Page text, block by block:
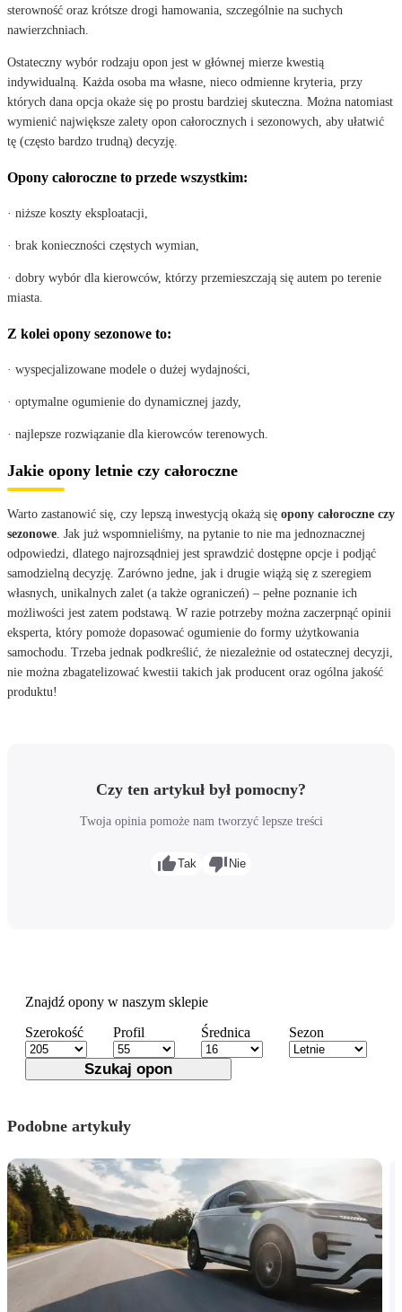
sterowność oraz krótsze drogi hamowania, szczególnie na suchych
nawierzchniach.
Ostateczny wybór rodzaju opon jest w głównej mierze kwestią
indywidualną. Każda osoba ma własne, nieco odmienne kryteria, przy
których dana opcja okaże się po prostu bardziej skuteczna. Można natomiast
wymienić największe zalety opon całorocznych i sezonowych, aby ułatwić
tę (często bardzo trudną) decyzję.
Opony całoroczne to przede wszystkim:
· niższe koszty eksploatacji,
· brak konieczności częstych wymian,
· dobry wybór dla kierowców, którzy przemieszczają się autem po terenie
miasta.
Z kolei opony sezonowe to:
· wyspecjalizowane modele o dużej wydajności,
· optymalne ogumienie do dynamicznej jazdy,
· najlepsze rozwiązanie dla kierowców terenowych.
Jakie opony letnie czy całoroczne
Warto zastanowić się, czy lepszą inwestycją okażą się opony całoroczne czy
sezonowe . Jak już wspomnieliśmy, na pytanie to nie ma jednoznacznej
odpowiedzi, dlatego najrozsądniej jest sprawdzić dostępne opcje i podjąć
samodzielną decyzję. Zarówno jedne, jak i drugie wiążą się z szeregiem
własnych, unikalnych zalet (a także ograniczeń) – pełne poznanie ich
możliwości jest zatem podstawą. W razie potrzeby można zaczerpnąć opinii
eksperta, który pomoże dopasować ogumienie do formy użytkowania
samochodu. Trzeba jednak podkreślić, że niezależnie od ostatecznej decyzji,
nie można zbagatelizować kwestii takich jak producent oraz ogólna jakość
produktu!
Czy ten artykuł był pomocny?
Twoja opinia pomoże nam tworzyć lepsze treści
Tak Nie
Znajdź opony w naszym sklepie
Szerokość
Profil Średnica Sezon
Szukaj opon
Podobne artykuły